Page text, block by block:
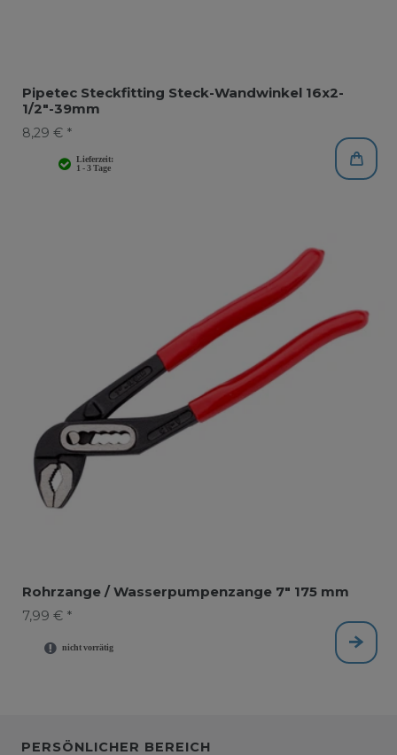
Pipetec Steckfitting Steck-Wandwinkel 16x2-
1/2"-39mm
8,29 € *
Rohrzange / Wasserpumpenzange 7" 175 mm
7,99 € *
PERSÖNLICHER BEREICH